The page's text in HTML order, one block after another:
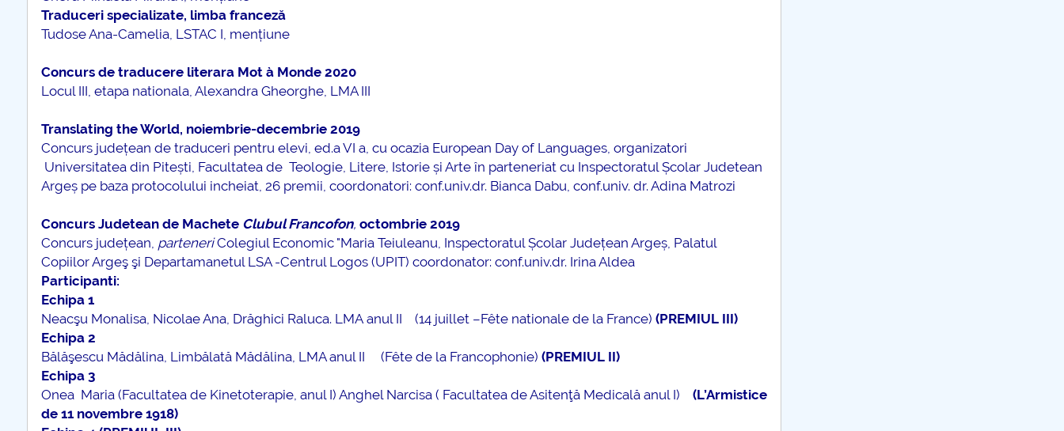
Traduceri specializate, limba franceză
Tudose Ana-Camelia, LSTAC I, mențiune
Concurs de traducere literara Mot à Monde 2020
Locul III, etapa nationala, Alexandra Gheorghe, LMA III
Translating the World, noiembrie-decembrie 2019
Concurs județean de traduceri pentru elevi, ed.a VI a, cu ocazia European Day of Languages, organizatori
Universitatea din Pitești, Facultatea de Teologie, Litere, Istorie și Arte în parteneriat cu Inspectoratul Școlar Judetean
Argeș pe baza protocolului incheiat, 26 premii, coordonatori: conf.univ.dr. Bianca Dabu, conf.univ. dr. Adina Matrozi
Concurs Judetean de Machete Clubul Francofon, octombrie 2019
Concurs județean, parteneriColegiul Economic "Maria Teiuleanu, Inspectoratul Școlar Județean Argeș, Palatul
Copiilor Argeş şi Departamanetul LSA -Centrul Logos (UPIT) coordonator: conf.univ.dr. Irina Aldea
Participanti:
Echipa 1
Neacşu Monalisa, Nicolae Ana, Drăghici Raluca. LMA anul II (14 juillet –Fête nationale de la France) (PREMIUL III)
Echipa 2
Bălăşescu Mădălina, Limbălată Mădălina, LMA anul II (Fête de la Francophonie) (PREMIUL II)
Echipa 3
Onea Maria (Facultatea de Kinetoterapie, anul I) Anghel Narcisa ( Facultatea de Asitenţă Medicală anul I) (L’Armistice
de 11 novembre 1918)